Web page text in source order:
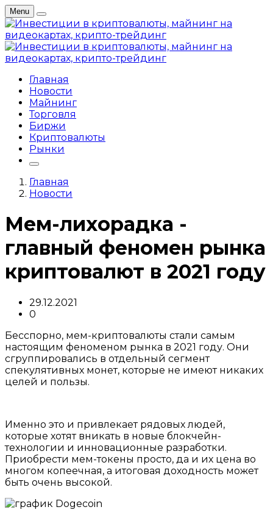
Menu
Главная
Новости
Майнинг
Торговля
Биржи
Криптовалюты
Рынки
Главная
Новости
Мем-лихорадка -
главный феномен рынка
криптовалют в 2021 году
29.12.2021
0
Бесспорно, мем-криптовалюты стали самым
настоящим феноменом рынка в 2021 году. Они
сгруппировались в отдельный сегмент
спекулятивных монет, которые не имеют никаких
целей и пользы.
Именно это и привлекает рядовых людей,
которые хотят вникать в новые блокчейн-
технологии и инновационные разработки.
Приобрести мем-токены просто, да и их цена во
многом копеечная, а итоговая доходность может
быть очень высокой.